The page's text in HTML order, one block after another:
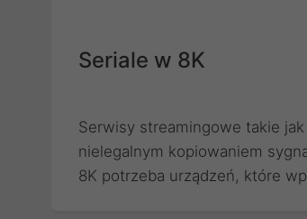
Seriale w 8K
Serwisy streamingowe takie
nielegalnym kopiowaniem
8K potrzeba urządzeń, które